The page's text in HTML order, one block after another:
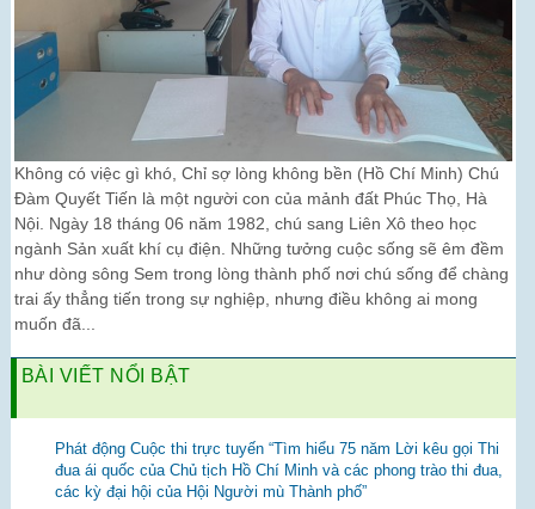
Không có việc gì khó, Chỉ sợ lòng không bền (Hồ Chí Minh) Chú
Đàm Quyết Tiến là một người con của mảnh đất Phúc Thọ, Hà
Nội. Ngày 18 tháng 06 năm 1982, chú sang Liên Xô theo học
ngành Sản xuất khí cụ điện. Những tưởng cuộc sống sẽ êm đềm
như dòng sông Sem trong lòng thành phố nơi chú sống để chàng
trai ấy thẳng tiến trong sự nghiệp, nhưng điều không ai mong
muốn đã...
BÀI VIẾT NỔI BẬT
Phát động Cuộc thi trực tuyến “Tìm hiểu 75 năm Lời kêu gọi Thi
đua ái quốc của Chủ tịch Hồ Chí Minh và các phong trào thi đua,
các kỳ đại hội của Hội Người mù Thành phố”